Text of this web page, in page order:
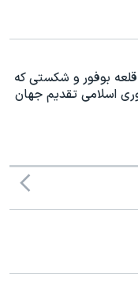
بوفور و شکستی که
اسلامی تقدیم جهان